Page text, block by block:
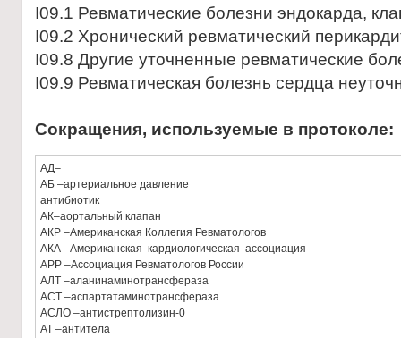
I09.1 Ревматические болезни эндокарда,
I09.2 Хронический ревматический
I09.8 Другие уточненные ревматические
I09.9 Ревматическая болезнь сердца
Сокращения, используемые в протоколе:
АД–
АБ –артериальное давление
антибиотик
АК–аортальный клапан
АКР –Американская Коллегия Ревматологов
АКА –Американская кардиологическая ассоциация
АРР –Ассоциация Ревматологов России
АЛТ –аланинаминотрансфераза
АСТ –аспартатаминотрансфераза
АСЛО –антистрептолизин-0
АТ –антитела